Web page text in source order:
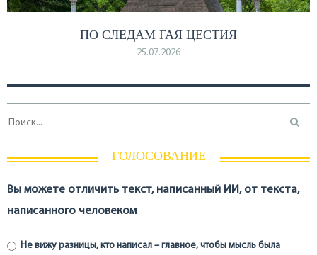
ПО СЛЕДАМ ГАЯ ЦЕСТИЯ
25.07.2026
ГОЛОСОВАНИЕ
Вы можете отличить текст, написанный ИИ, от текста,
написанного человеком
Не вижу разницы, кто написал – главное, чтобы мысль была